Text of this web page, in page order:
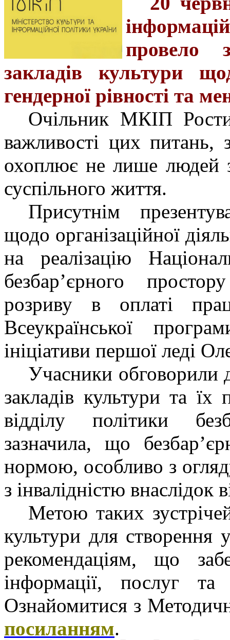
провело
закладів культури
гендерної рівності та
Очільник МКІП
важливості цих питань,
охоплює не лише людей з
суспільного життя.
Присутнім
щодо організаційної
на реалізацію
безбар’єрного
розриву в оплаті
Всеукраїнської
ініціативи першої леді
Учасники обговорили
закладів культури та їх
відділу політики
зазначила, що
нормою, особливо з
з інвалідністю внаслідок
Метою таких
культури для створення
рекомендаціям, що
інформації, послуг та
Ознайомитися з
посиланням.